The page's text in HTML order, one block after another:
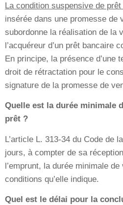
La condition suspensive de
insérée dans une promesse de
subordonne la réalisation de la
l’acquéreur d’un prêt bancaire
En principe, la présence d’une
droit de rétractation pour le
signature de la promesse de
Quelle est la durée minimale
prêt ?
L’article L. 313-34 du Code de
jours, à compter de sa
l’emprunt, la durée minimale de
conditions qu’elle indique.
Quel est le délai pour la